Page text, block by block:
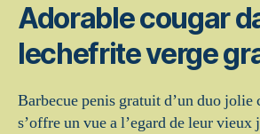
Adorable cougar
lechefrite verge
Barbecue penis gratuit d’un duo jolie
s’offre un vue a l’egard de leur vieux